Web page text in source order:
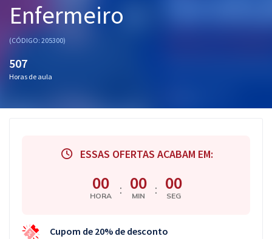
Pós
Graduação
OAB
Conteúdo gratuito
Atendimento
Enfermeiro
(CÓDIGO: 205300)
507
Horas de aula
ESSAS OFERTAS ACABAM EM:
00
HORA : 00
MIN : 00
SEG
Cupom de 20% de desconto